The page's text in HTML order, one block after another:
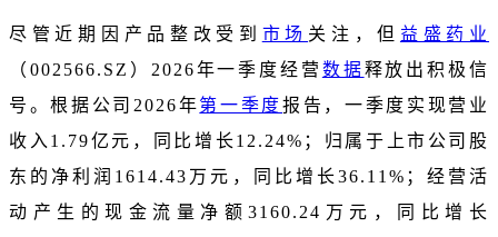
尽管近期因产品整改受到 市场 关注，但 益盛药业
（002566.SZ）2026年一季度经营 数据释放出积极信
号。根据公司2026年第一季度报告，一季度实现营业
收入1.79亿元，同比增长12.24%；归属于上市公司股
东的净利润1614.43万元，同比增长36.11%；经营活
动产生的现金流量净额3160.24万元，同比增长